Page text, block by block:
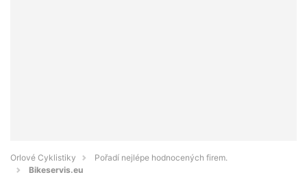
Orlové Cyklistiky
Pořadí nejlépe hodnocených firem.
Bikeservis.eu